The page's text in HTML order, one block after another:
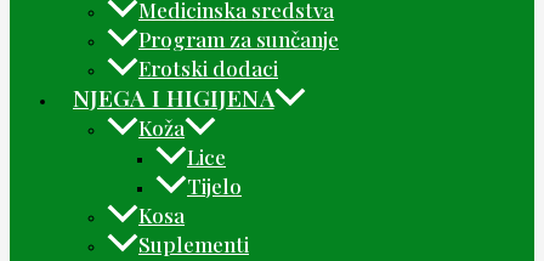
Medicinska sredstva
Program za sunčanje
Erotski dodaci
NJEGA I HIGIJENA
Koža
Lice
Tijelo
Kosa
Suplementi